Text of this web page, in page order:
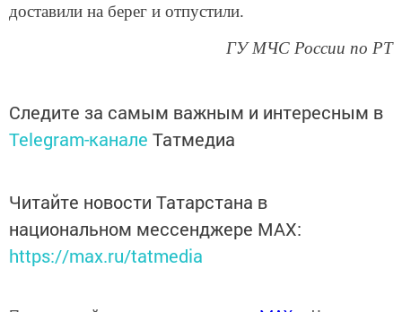
доставили на берег и отпустили.
ГУ МЧС России по РТ
Следите за самым важным и интересным в
Telegram-канале Татмедиа
Читайте новости Татарстана в
национальном мессенджере MАХ:
https://max.ru/tatmedia